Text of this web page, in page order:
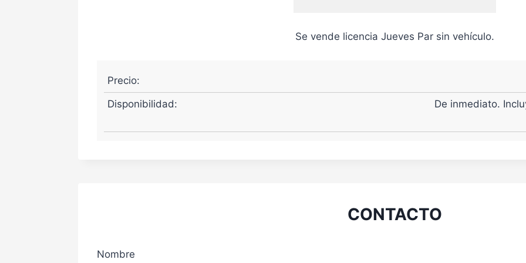
Se vende licencia Jueves Par sin vehículo.
Precio:
Disponibilidad:
De inmediato.
CONTACTO
Nombre